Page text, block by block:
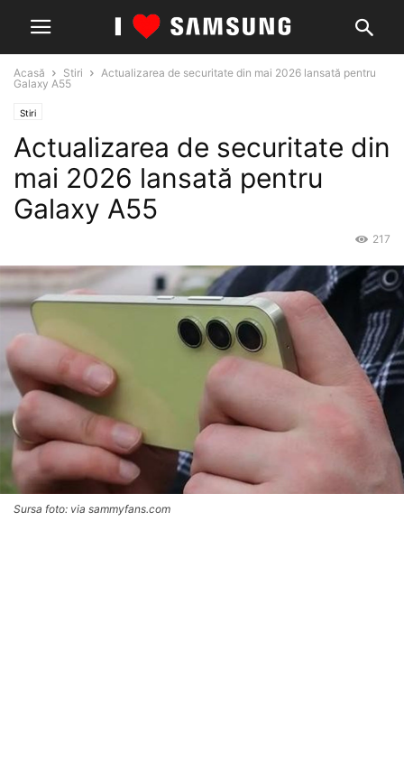
Acasă Stiri
Actualizarea de securitate din mai 2026 lansată pentru
Galaxy A55
Stiri
Actualizarea de securitate din
mai 2026 lansată pentru
Galaxy A55
217
Sursa foto: via sammyfans.com